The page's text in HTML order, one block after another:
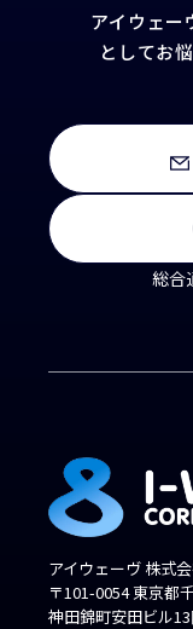
アイウェー
としてお
総合
アイウェーヴ 株式
〒101-0054 東京都
神田錦町安田ビル